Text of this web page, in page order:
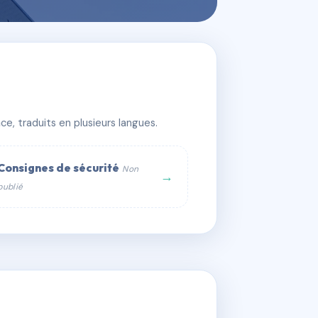
traduits en plusieurs langues.
de sécurité Non
→